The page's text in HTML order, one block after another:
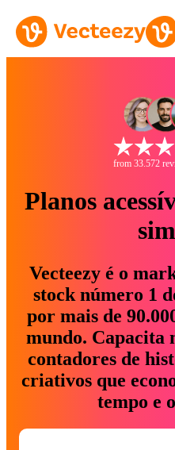
from 33.572
Planos
Vecteezy é o
stock número 1
por mais de
mundo. Capacita
contadores de
criativos que
tempo e